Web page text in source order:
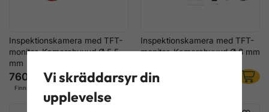
Inspektionskamera med TFT-
monitor, Kamerahuvud Ø 5,5
mm
760 kr
Finns i lager
Inspektionskamera med TFT-
monitor, Kamerahuvud Ø 8 mm
1 516 kr
Vi skräddarsyr din
upplevelse